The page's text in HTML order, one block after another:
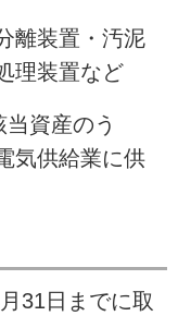
離装置・汚泥
理装置など
資産のう
気供給業に供
月 31日までに取